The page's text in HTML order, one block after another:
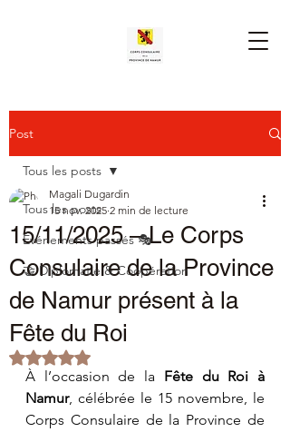
Post
Tous les posts
Événements passés 🎭
🤝 Diplomatie & Coopération
Tous les posts
15/11/2025 – Le Corps
Consulaire de la Province
de Namur présent à la
Fête du Roi
Magali Dugardin
15 nov. 2025 2 min de lecture
Noté NaN étoiles sur 5.
À l’occasion de la Fête du Roi à
Namur, célébrée le 15 novembre, le
Corps Consulaire de la Province de